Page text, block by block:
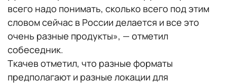
всего надо понимать, сколько всего под этим
словом сейчас в России делается и все это
очень разные продукты», — отметил
собеседник.
Ткачев отметил, что разные форматы
предполагают и разные локации для